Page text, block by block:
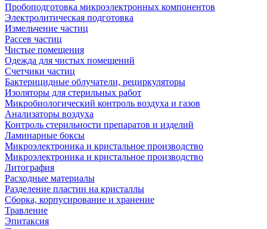
Пробоподготовка микроэлектронных компонентов
Электролитическая подготовка
Измельчение частиц
Рассев частиц
Чистые помещения
Одежда для чистых помещений
Счетчики частиц
Бактерицидные облучатели, рециркуляторы
Изоляторы для стерильных работ
Микробиологический контроль воздуха и газов
Анализаторы воздуха
Контроль стерильности препаратов и изделий
Ламинарные боксы
Микроэлектроника и кристальное производство
Микроэлектроника и кристальное производство
Литография
Расходные материалы
Разделение пластин на кристаллы
Сборка, корпусирование и хранение
Травление
Эпитаксия